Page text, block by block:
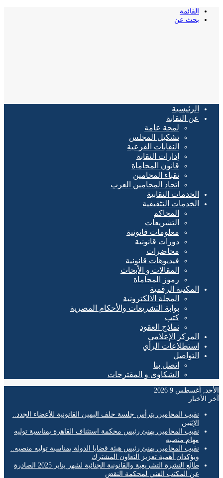
القائمة
بحث عن
الرئيسية
عن النقابة
لمحة عامة
تشكيل المجلس
النقابات الفرعية
إدارات النقابة
قانون المحاماة
نقباء المحامين
اتحاد المحامين العرب
الخدمات النقابية
الخدمات التثقيفية
المحاكم
التشريعات
معلومات قانونية
دورات قانونية
محاضرات
فيديوهات قانونية
المقالات و الأبحاث
رموز المحاماة
المكتبة الرقمية
المجلة الالكترونية
بوابة التشريعات والأحكام المصرية
كتب
نماذج العقود
المركز الإعلامي
استطلاعات الرأي
التواصل
اتصل بنا
الشكاوى و المقترحات
أغسطس 9 2026
نقيب المحامين يترأس جلسة حلف اليمين القانونية للأعضاء الجدد..
نقيب المحامين يهنئ رئيس محكمة استئناف القاهرة بمناسبة توليه
مهام منصبه
نقيب المحامين يهنئ رئيس هيئة قضايا الدولة بمناسبة توليه منصبه..
ويؤكدان أهمية تعزيز التعاون المشترك
طالع النشرة التشريعية والقانونية الجنائية لشهر يناير 2025 الصادرة
عن المكتب الفني لمحكمة النقض